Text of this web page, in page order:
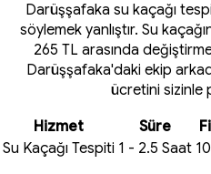
Darüşşafaka su kaçağı
söylemek yanlıştır. Su
265 TL arasında
Darüşşafaka'daki ekip
ücretini sizinle
Hizmet
Süre
Su Kaçağı Tespiti 1 - 2.5 Saat